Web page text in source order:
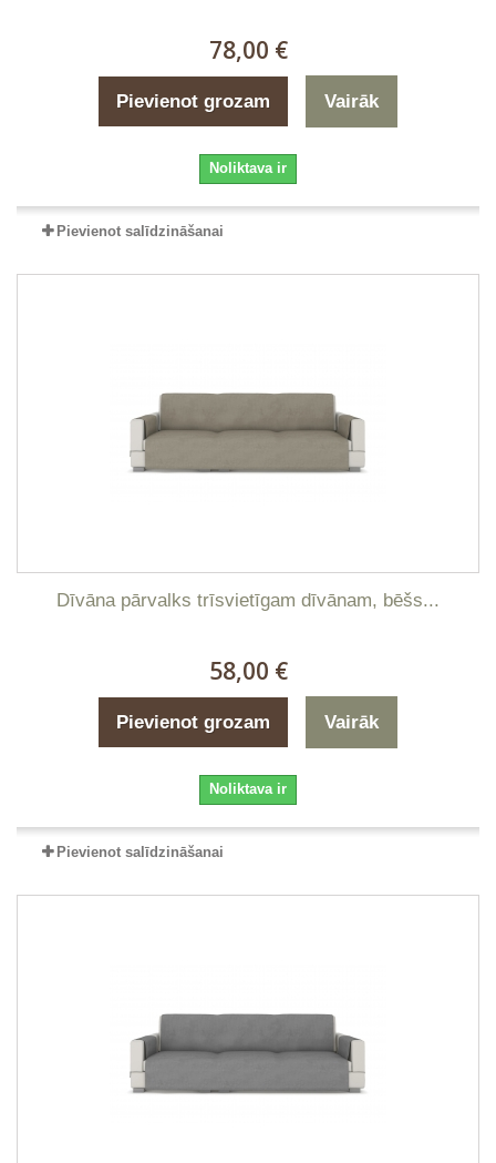
78,00 €
Pievienot grozam Vairāk
Noliktava ir
Pievienot salīdzināšanai
Dīvāna pārvalks trīsvietīgam dīvānam, bēšs...
58,00 €
Pievienot grozam Vairāk
Noliktava ir
Pievienot salīdzināšanai